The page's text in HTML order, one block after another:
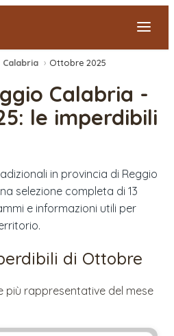
› Ottobre 2025
Calabria -
: le imperdibili
in provincia di Reggio
selezione completa di 13
e informazioni utili per
di Ottobre
più rappresentative del mese